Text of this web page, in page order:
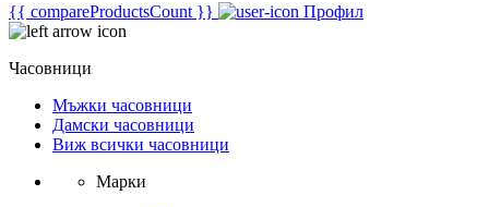
{{ compareProductsCount }}
Профил
Часовници
Мъжки часовници
Дамски часовници
Виж всички часовници
Марки